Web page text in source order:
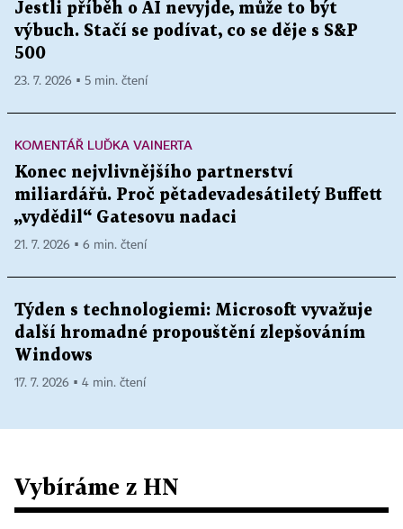
Jestli příběh o AI nevyjde, může to být
výbuch. Stačí se podívat, co se děje s S&P
500
23. 7. 2026 ▪ 5 min. čtení
KOMENTÁŘ LUĎKA VAINERTA
Konec nejvlivnějšího partnerství
miliardářů. Proč pětadevadesátiletý Buffett
„vydědil“ Gatesovu nadaci
21. 7. 2026 ▪ 6 min. čtení
Týden s technologiemi: Microsoft vyvažuje
další hromadné propouštění zlepšováním
Windows
17. 7. 2026 ▪ 4 min. čtení
Vybíráme z HN